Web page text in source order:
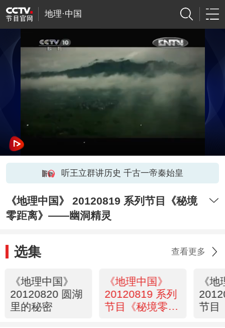
地理·中国
听王立群讲历史 千古一帝秦始皇
《地理中国》 20120819 系列节目《秘境
零距离》——幽洞精灵
选集 查看更多
《地理中国》
20120820 圆湖
里的秘密
《地理中国》
20120819 系列
节目《秘境零距
《
节目